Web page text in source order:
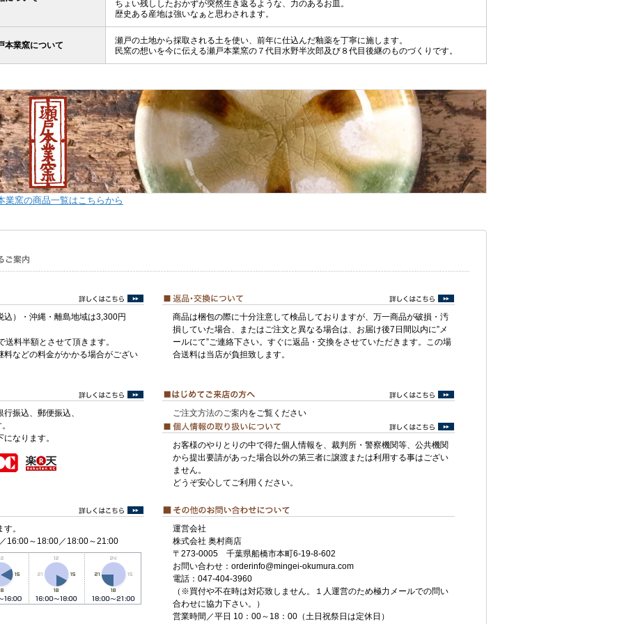
ちょい残ししたおかずが突然生き返るような、力のあるお皿。
歴史ある産地は強いなぁと思わされます。
本業窯について
瀬戸の土地から採取される土を使い、前年に仕込んだ釉薬を丁寧に施します。
民窯の想いを今に伝える瀬戸本業窯の７代目水野半次郎及び８代目後継のものづくりです。
業窯の商品一覧はこちらから
）・沖縄・離島地域は3,300円
料半額とさせて頂きます。
などの料金がかかる場合がござい
商品は梱包の際に十分注意して検品しておりますが、万一商品が破損・汚
損していた場合、またはご注文と異なる場合は、お届け後7日間以内に”メ
ールにて”ご連絡下さい。すぐに返品・交換をさせていただきます。この場
合送料は当店が負担致します。
振込、郵便振込、
なります。
ご注文方法のご案内をご覧ください
お客様のやりとりの中で得た個人情報を、裁判所・警察機関等、公共機関
から提出要請があった場合以外の第三者に譲渡または利用する事はござい
ません。
どうぞ安心してご利用ください。
。
16:00～18:00／18:00～21:00
運営会社
株式会社 奥村商店
〒273-0005 千葉県船橋市本町6-19-8-602
お問い合わせ：orderinfo@mingei-okumura.com
電話：047-404-3960
（※買付や不在時は対応致しません。１人運営のため極力メールでの問い
合わせに協力下さい。）
営業時間／平日 10：00～18：00（土日祝祭日は定休日）